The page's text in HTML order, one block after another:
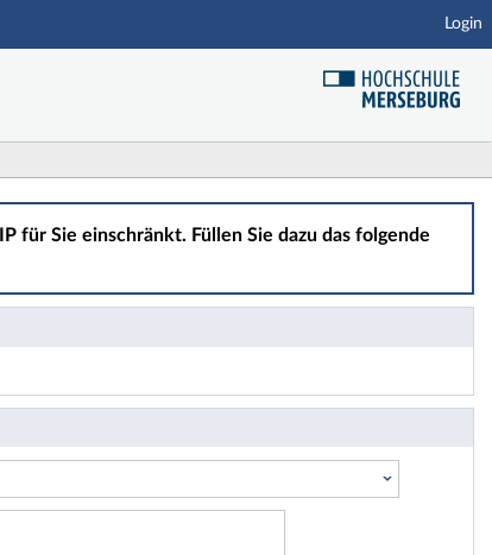
Login
für Sie einschränkt. Füllen Sie dazu das folgende